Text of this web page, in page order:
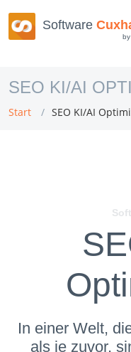
Software
SEO KI/AI
Start SEO KI/AI
In einer Welt,
als je zuvor,